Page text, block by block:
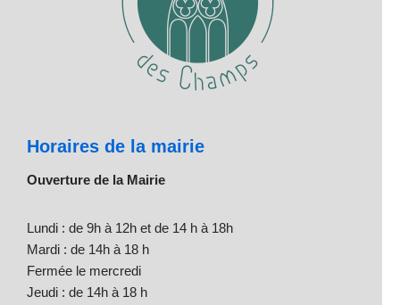
Horaires de la mairie
Ouverture de la Mairie
Lundi : de 9h à 12h et de 14 h à 18h
Mardi : de 14h à 18 h
Fermée le mercredi
Jeudi : de 14h à 18 h